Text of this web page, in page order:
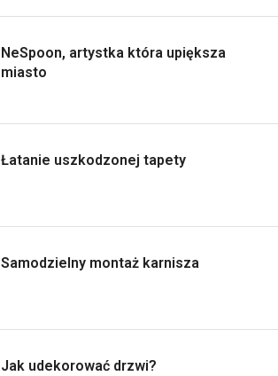
NeSpoon, artystka która upiększa
miasto
Łatanie uszkodzonej tapety
Samodzielny montaż karnisza
Jak udekorować drzwi?